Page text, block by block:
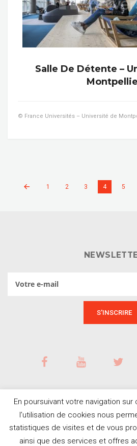
Salle De Détente –
© France Universités – Université de
1 2 3 4 5
En poursuivant votre navigation
l’utilisation de cookies nous
statistiques de visites et de vous
ainsi que des services et offres